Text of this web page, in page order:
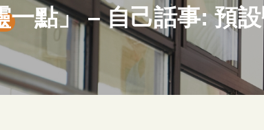
一點」 – 自己話事: 預